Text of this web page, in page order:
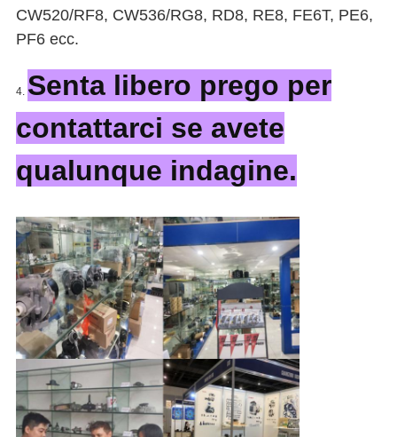
CW520/RF8, CW536/RG8, RD8, RE8, FE6T, PE6,
PF6 ecc.
4. Senta libero prego per
contattarci se avete
qualunque indagine.